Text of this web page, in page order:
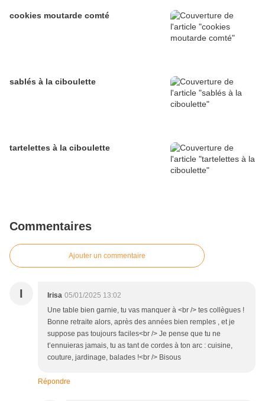
cookies moutarde comté
sablés à la ciboulette
tartelettes à la ciboulette
Commentaires
Ajouter un commentaire
I Irisa 05/01/2025 13:02
Une table bien garnie, tu vas manquer à <br /> tes collègues !
Bonne retraite alors, après des années bien remples , et je
suppose pas toujours faciles<br /> Je pense que tu ne
t’ennuieras jamais, tu as tant de cordes à ton arc : cuisine,
couture, jardinage, balades !<br /> Bisous
Répondre